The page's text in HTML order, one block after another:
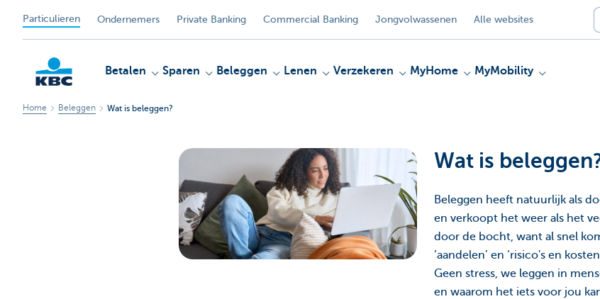
Particulieren Ondernemers Private Banking Commercial Banking Jongvolwassenen Alle websites
Betalen Sparen Beleggen Lenen Verzekeren MyHome MyMobility
Home Beleggen Wat is beleggen?
Wat is
Beleggen heeft natuurlijk als
en verkoopt het weer als het
door de bocht, want al snel
‘aandelen’ en ‘risico's en
Geen stress, we leggen in
en waarom het iets voor jou